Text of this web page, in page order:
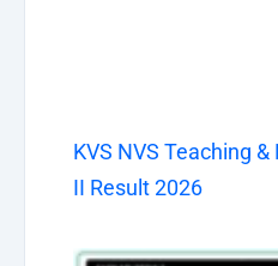
KVS NVS Teaching
II Result 2026